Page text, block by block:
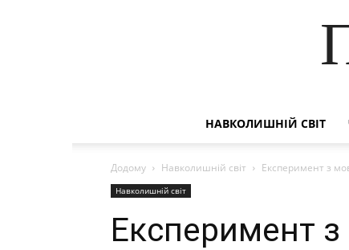
НАВКОЛИШНІЙ СВІТ
Додому Навколишній світ Експеримент з
Навколишній світ
Експеримент